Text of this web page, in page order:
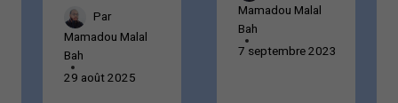
Par
Mamadou Malal
Bah
29 août 2025
Mamadou Malal
Bah
7 septembre 2023